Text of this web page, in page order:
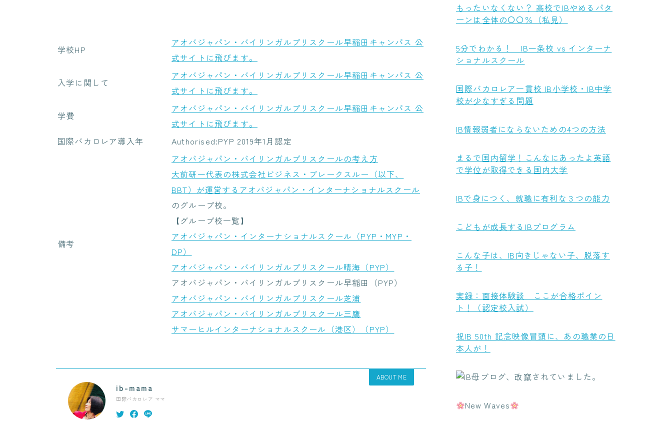
学校HP
アオバジャパン・バイリンガルプリスクール早稲田キャンパス 公
式サイトに飛びます。
入学に関して
アオバジャパン・バイリンガルプリスクール早稲田キャンパス 公
式サイトに飛びます。
学費
アオバジャパン・バイリンガルプリスクール早稲田キャンパス 公
式サイトに飛びます。
国際バカロレア導入年
Authorised:PYP 2019年1月認定
備考
アオバジャパン・バイリンガルプリスクールの考え方
大前研一代表の株式会社ビジネス・ブレークスルー（以下、
BBT）が運営するアオバジャパン・インターナショナルスクール
のグループ校。
【グループ校一覧】
アオバジャパン・インターナショナルスクール（PYP・MYP・
DP）
アオバジャパン・バイリンガルプリスクール晴海（PYP）
アオバジャパン・バイリンガルプリスクール早稲田（PYP）
アオバジャパン・バイリンガルプリスクール芝浦
アオバジャパン・バイリンガルプリスクール三鷹
サマーヒルインターナショナルスクール（港区）（PYP）
ABOUT ME
ib-mama
国際バカロレア ママ
もったいなくない？ 高校でIBやめるパタ
ーンは全体の〇〇％（私見）
5分でわかる！ IB一条校 vs インターナ
ショナルスクール
国際バカロレア一貫校 IB小学校・IB中学
校が少なすぎる問題
IB情報弱者にならないための4つの方法
まるで国内留学！こんなにあったよ英語
で学位が取得できる国内大学
IBで身につく、就職に有利な３つの能力
こどもが成長するIBプログラム
こんな子は、IB向きじゃない子、脱落す
る子！
実録：面接体験談 ここが合格ポイン
ト！（認定校入試）
祝IB 50th 記念映像冒頭に、あの職業の日
本人が！
New Waves